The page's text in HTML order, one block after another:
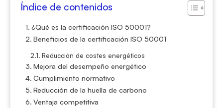
Índice de contenidos
¿Qué es la certificación ISO 50001?
Beneficios de la certificación ISO 50001
Reducción de costes energéticos
Mejora del desempeño energético
Cumplimiento normativo
Reducción de la huella de carbono
Ventaja competitiva